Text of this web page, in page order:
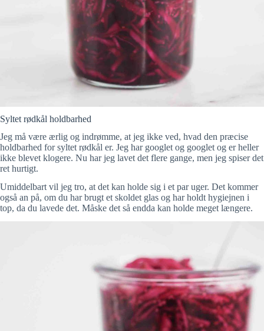
Syltet rødkål holdbarhed
Jeg må være ærlig og indrømme, at jeg ikke ved, hvad den præcise
holdbarhed for syltet rødkål er. Jeg har googlet og googlet og er heller
ikke blevet klogere. Nu har jeg lavet det flere gange, men jeg spiser det
ret hurtigt.
Umiddelbart vil jeg tro, at det kan holde sig i et par uger. Det kommer
også an på, om du har brugt et skoldet glas og har holdt hygiejnen i
top, da du lavede det. Måske det så endda kan holde meget længere.